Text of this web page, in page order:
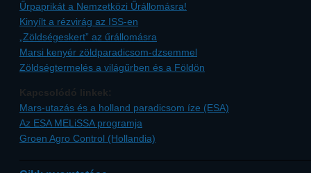
Űrpaprikát a Nemzetközi Űrállomásra!
Kinyílt a rézvirág az ISS-en
„Zöldségeskert” az űrállomásra
Marsi kenyér zöldparadicsom-dzsemmel
Zöldségtermelés a világűrben és a Földön
Kapcsolódó linkek:
Mars-utazás és a holland paradicsom íze (ESA)
Az ESA MELiSSA programja
Groen Agro Control (Hollandia)